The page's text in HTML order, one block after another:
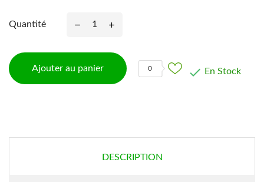
Quantité
Ajouter au panier 0  En Stock
DESCRIPTION